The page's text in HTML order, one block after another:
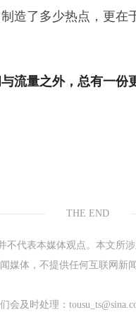
造了多少热点，更
流量之外，总有一
THE END
代表本媒体观点。本文所
媒体，不提供任何互联网
及时处理：